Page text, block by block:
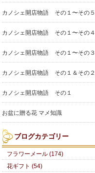
カノシェ開店物語 その１〜その５
カノシェ開店物語 その１〜その４
カノシェ開店物語 その１〜その３
カノシェ開店物語 その１＆その２
カノシェ開店物語 その１
お盆に贈る花 マメ知識
ブログカテゴリー
フラワーメール (174)
花ギフト (54)